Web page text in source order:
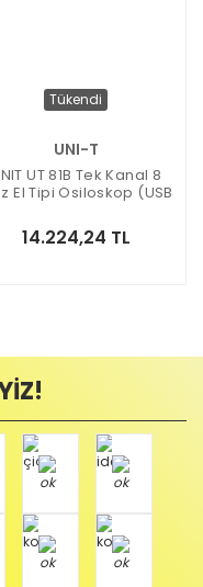
Tükendi
UNI-T
UT 81B Tek Kanal 8
El Tipi Osiloskop (USB
14.224,24 TL